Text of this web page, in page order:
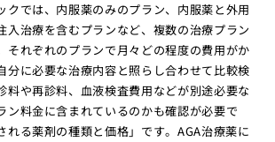
クでは、内服薬のみのプラン、内服薬と外用
入治療を含むプランなど、複数の治療プラン
それぞれのプランで月々どの程度の費用がか
分に必要な治療内容と照らし合わせて比較検
料や再診料、血液検査費用などが別途必要な
ン料金に含まれているのかも確認が必要で
れる薬剤の種類と価格」です。AGA治療薬に